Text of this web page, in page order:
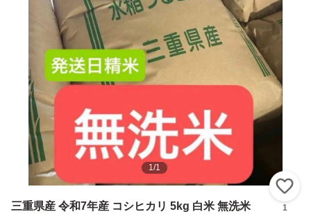
1/1
三重県産 令和7年産 コシヒカリ 5kg 白米 無洗米
1